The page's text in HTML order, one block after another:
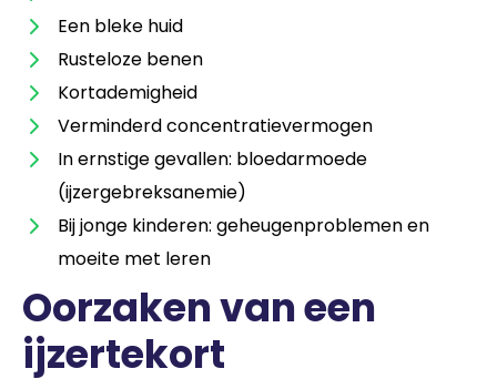
Een bleke huid
Rusteloze benen
Kortademigheid
Verminderd concentratievermogen
In ernstige gevallen: bloedarmoede
(ijzergebreksanemie)
Bij jonge kinderen: geheugenproblemen en
moeite met leren
Oorzaken van een
ijzertekort